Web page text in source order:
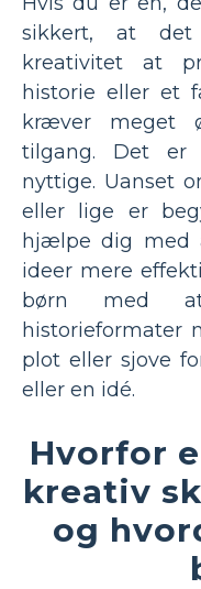
sikkert, at
kreativitet at
historie eller et
kræver meget
tilgang. Det er
nyttige. Uanset
eller lige er
hjælpe dig med
ideer mere
børn med at
historieformater
plot eller sjove
eller en idé.
Hvorfor
kreativ
og